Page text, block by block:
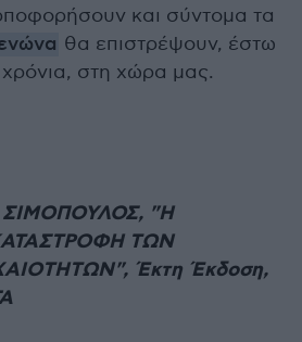
και σύντομα τα
θα επιστρέψουν, έστω
στη χώρα μας.
ΣΙΜΟΠΟΥΛΟΣ, "Η
ΤΩΝ
Έκτη Έκδοση,